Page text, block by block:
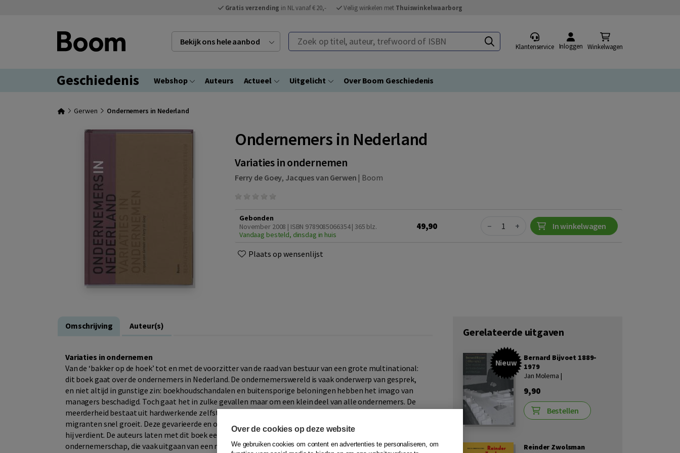
Gratis verzending in NL vanaf € 20,- Veilig winkelen met Thuiswinkelwaarborg
Bekijk ons hele aanbod Zoek op titel, auteur, trefwoord of ISBN
Klantenservice Inloggen Winkelwagen
Geschiedenis Webshop Auteurs Actueel Uitgelicht Over Boom Geschiedenis
Gerwen Ondernemers in Nederland
Ondernemers in Nederland
Variaties in ondernemen
Ferry de Goey, Jacques van Gerwen | Boom
Gebonden
November 2008 | ISBN 9789085066354| 365 blz.
Vandaag besteld, dinsdag in huis
49,90 Quantity
− + In winkelwagen
Plaats op wensenlijst
Omschrijving Auteur(s)
Variaties in ondernemen
Van de ‘bakker op de hoek’ tot en met de voorzitter van de raad van bestuur van een grote multinational:
dit boek gaat over de ondernemers in Nederland. De ondernemerswereld is vaak onderwerp van gesprek,
en niet altijd in gunstige zin: boekhoudschandalen en buitensporige beloningen hebben het imago van
managers beschadigd. Toch gaat het in zulke gevallen maar om een klein deel van alle ondernemers. De
meerderheid bestaat uit hardwerkende zelfstandigen in het MKB, waarbij het aantal vrouwen en
migranten snel groeit. Deze gevarieerde en onderbelichte groep krijgt in dit boek eindelijk de aandacht die
hij verdient. De auteurs laten met dit boek een heel ander beeld zien dan de bestaande boeken over het
ondernemerschap, die vaak uitgaan van een momentopname.
Gerelateerde uitgaven
Nieuw
Bernard Bijvoet 1889-
1979
Jan Molema |
9,90
Bestellen
Reinder Zwolsman
Over de cookies op deze website
We gebruiken cookies om content en advertenties te personaliseren, om